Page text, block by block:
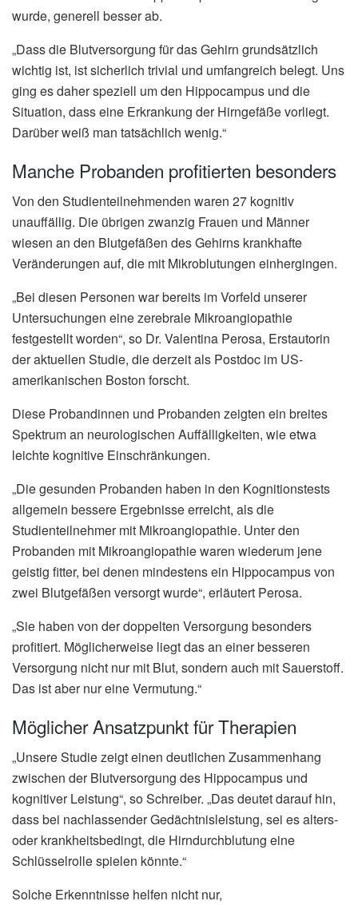
wurde, generell besser ab.
„Dass die Blutversorgung für das Gehirn grundsätzlich
wichtig ist, ist sicherlich trivial und umfangreich belegt. Uns
ging es daher speziell um den Hippocampus und die
Situation, dass eine Erkrankung der Hirngefäße vorliegt.
Darüber weiß man tatsächlich wenig.“
Manche Probanden profitierten besonders
Von den Studienteilnehmenden waren 27 kognitiv
unauffällig. Die übrigen zwanzig Frauen und Männer
wiesen an den Blutgefäßen des Gehirns krankhafte
Veränderungen auf, die mit Mikroblutungen einhergingen.
„Bei diesen Personen war bereits im Vorfeld unserer
Untersuchungen eine zerebrale Mikroangiopathie
festgestellt worden“, so Dr. Valentina Perosa, Erstautorin
der aktuellen Studie, die derzeit als Postdoc im US-
amerikanischen Boston forscht.
Diese Probandinnen und Probanden zeigten ein breites
Spektrum an neurologischen Auffälligkeiten, wie etwa
leichte kognitive Einschränkungen.
„Die gesunden Probanden haben in den Kognitionstests
allgemein bessere Ergebnisse erreicht, als die
Studienteilnehmer mit Mikroangiopathie. Unter den
Probanden mit Mikroangiopathie waren wiederum jene
geistig fitter, bei denen mindestens ein Hippocampus von
zwei Blutgefäßen versorgt wurde“, erläutert Perosa.
„Sie haben von der doppelten Versorgung besonders
profitiert. Möglicherweise liegt das an einer besseren
Versorgung nicht nur mit Blut, sondern auch mit Sauerstoff.
Das ist aber nur eine Vermutung.“
Möglicher Ansatzpunkt für Therapien
„Unsere Studie zeigt einen deutlichen Zusammenhang
zwischen der Blutversorgung des Hippocampus und
kognitiver Leistung“, so Schreiber. „Das deutet darauf hin,
dass bei nachlassender Gedächtnisleistung, sei es alters-
oder krankheitsbedingt, die Hirndurchblutung eine
Schlüsselrolle spielen könnte.“
Solche Erkenntnisse helfen nicht nur,